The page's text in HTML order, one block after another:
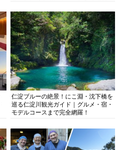
仁淀ブルーの絶景！にこ淵・沈下橋を
巡る仁淀川観光ガイド｜グルメ・宿・
モデルコースまで完全網羅！